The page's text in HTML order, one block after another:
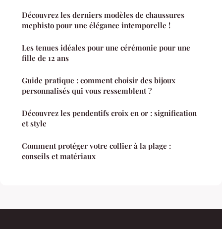
Découvrez les derniers modèles de chaussures
mephisto pour une élégance intemporelle !
Les tenues idéales pour une cérémonie pour une
fille de 12 ans
Guide pratique : comment choisir des bijoux
personnalisés qui vous ressemblent ?
Découvrez les pendentifs croix en or : signification
et style
Comment protéger votre collier à la plage :
conseils et matériaux